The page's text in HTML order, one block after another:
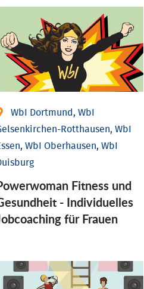
WbI Dortmund, WbI
Rotthausen, WbI
WbI Oberhausen, WbI
Fitness und
- Individu­elles
für Frauen